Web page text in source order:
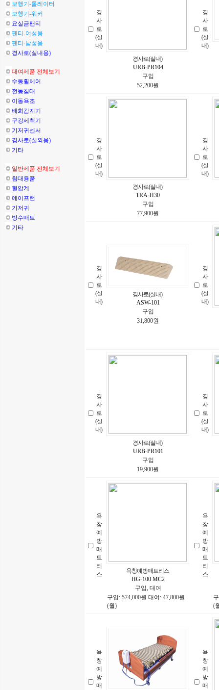
보행기-롤레이터
보행기-워커
요실금팬티
팬티-여성용
팬티-남성용
경사로(실내용)
대여제품 전체보기
수동휠체어
전동침대
이동욕조
배회감지기
구강세척기
기저귀센서
경사로(실외용)
기타
일반제품 전체보기
침대용품
혈압계
에이프런
기저귀
방수매트
기타
경
사
로
(실
내)
경사로(실내)
URB-PR104
구입
52,200원
경
사
로
(실
내)
경
사
로
(실
내)
경사로(실내)
TRA-H30
구입
77,900원
경
사
로
(실
내)
경
사
로
(실
내)
경사로(실내)
ASW-101
구입
31,800원
경
사
로
(실
내)
경
사
로
(실
내)
경사로(실내)
URB-PR101
구입
19,900원
경
사
로
(실
내)
욕
창
예
방
매
트
리
스
욕창예방매트리스
HG-100 MC2
구입, 대여
구입: 574,000원 대여: 47,800원
(월)
욕
창
예
방
매
트
리
스
(
욕
창
예
방
매
욕
창
예
방
매